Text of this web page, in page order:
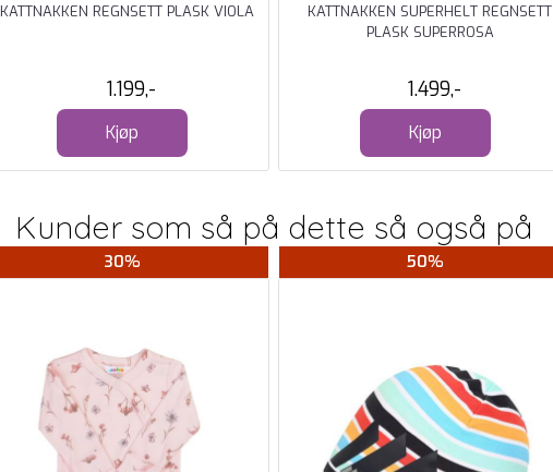
KATTNAKKEN REGNSETT PLASK VIOLA
1.199,-
Kjøp
KATTNAKKEN SUPERHELT REGNSETT
PLASK SUPERROSA
1.499,-
Kjøp
Kunder som så på dette så også på
30% 50%